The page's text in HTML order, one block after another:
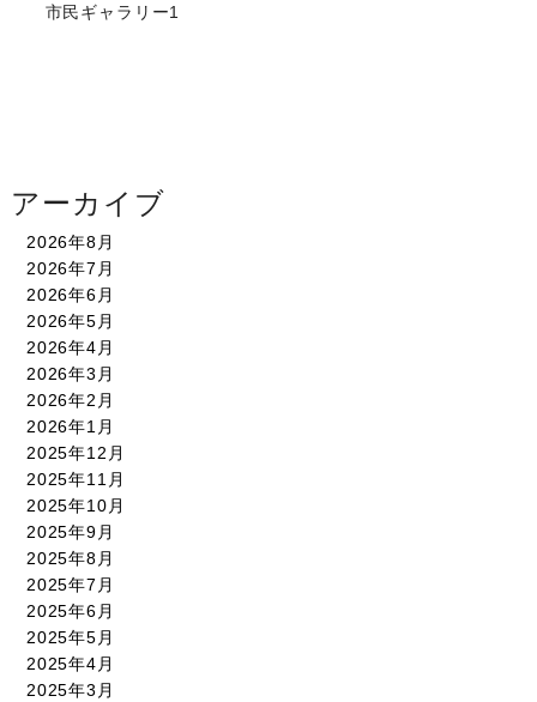
市民ギャラリー1
アーカイブ
2026年8月
2026年7月
2026年6月
2026年5月
2026年4月
2026年3月
2026年2月
2026年1月
2025年12月
2025年11月
2025年10月
2025年9月
2025年8月
2025年7月
2025年6月
2025年5月
2025年4月
2025年3月